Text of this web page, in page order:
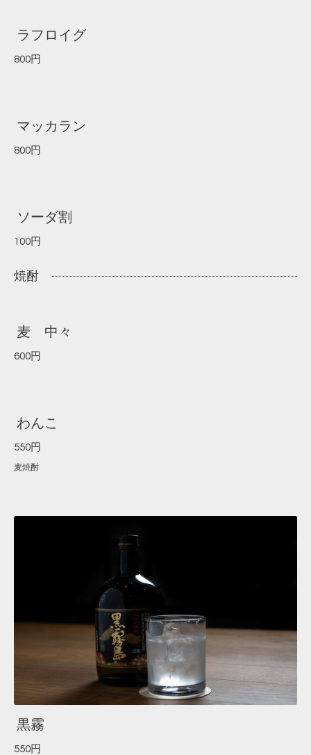
ラフロイグ
800円
マッカラン
800円
ソーダ割
100円
焼酎
麦 中々
600円
わんこ
550円
麦焼酎
黒霧
550円